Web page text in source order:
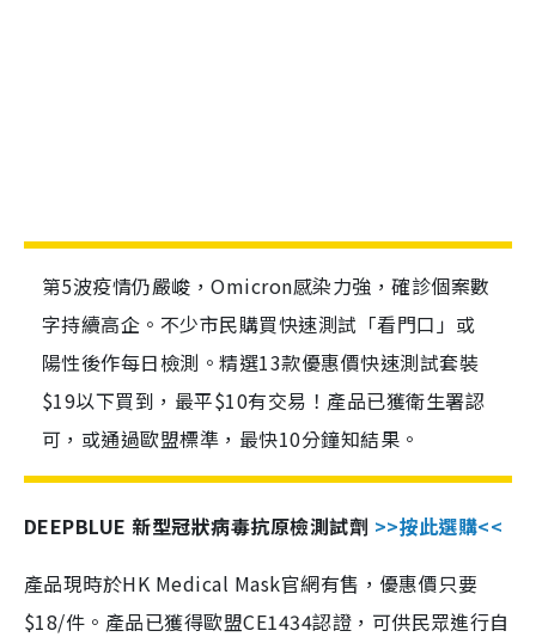
第5波疫情仍嚴峻，Omicron感染力強，確診個案數
字持續高企。不少市民購買快速測試「看門口」或
陽性後作每日檢測。精選13款優惠價快速測試套裝
$19以下買到，最平$10有交易！產品已獲衛生署認
可，或通過歐盟標準，最快10分鐘知結果。
DEEPBLUE 新型冠狀病毒抗原檢測試劑 >>按此選購<<
產品現時於HK Medical Mask官網有售，優惠價只要
$18/件。產品已獲得歐盟CE1434認證，可供民眾進行自